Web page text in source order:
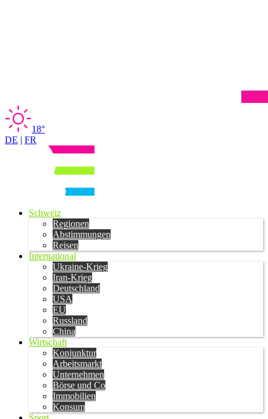
18°
DE | FR
Schweiz
Regionen
Abstimmungen
Reisen
International
Ukraine-Krieg
Iran-Krieg
Deutschland
USA
EU
Russland
China
Wirtschaft
Konjunktur
Arbeitsmarkt
Unternehmen
Börse und Co
Immobilien
Konsum